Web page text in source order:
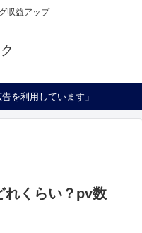
収益アップ
を利用しています」
れくらい？pv数